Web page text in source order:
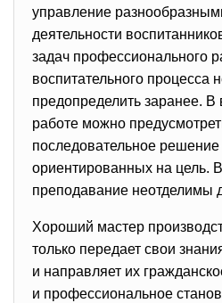
управление
деятельности
задач профессионального
воспитательного процесса
предопределить заранее. В
работе можно
последовательное решение
ориентированных на цель.
преподавание неотделимы
Хороший мастер
только передает свои
и направляет их
и профессиональное